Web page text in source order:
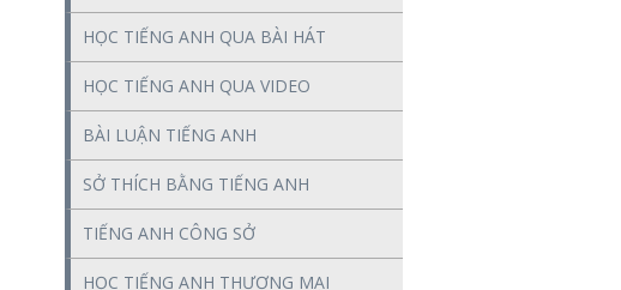
HỌC TIẾNG ANH QUA BÀI HÁT
HỌC TIẾNG ANH QUA VIDEO
BÀI LUẬN TIẾNG ANH
SỞ THÍCH BẰNG TIẾNG ANH
TIẾNG ANH CÔNG SỞ
HỌC TIẾNG ANH THƯƠNG MẠI